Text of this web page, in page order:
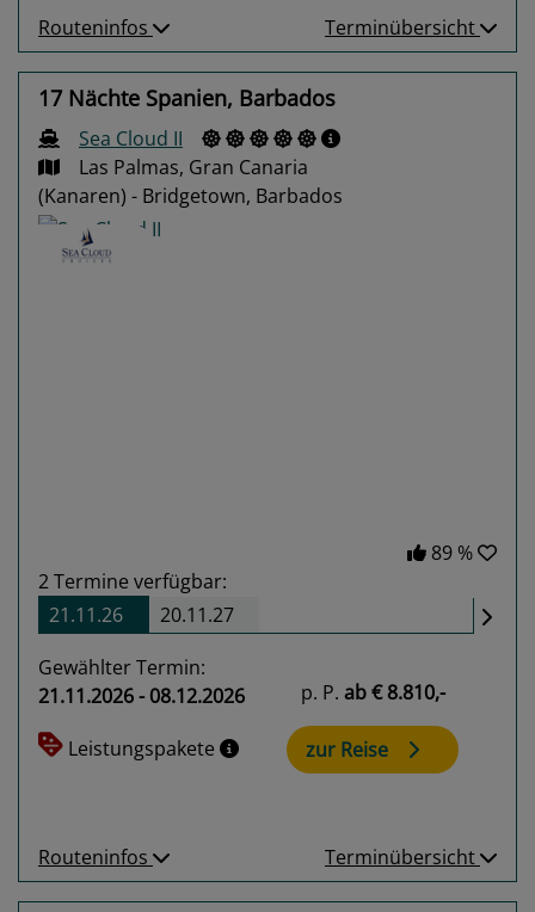
Routeninfos Terminübersicht
17 Nächte Spanien, Barbados
Sea Cloud II
Las Palmas, Gran Canaria
(Kanaren) - Bridgetown, Barbados
89 %
2Termine verfügbar:
21.11.26
20.11.27
Gewählter Termin:
21.11.2026 - 08.12.2026
Leistungspakete
p. P. ab€ 8.810,-
zur Reise
Routeninfos Terminübersicht